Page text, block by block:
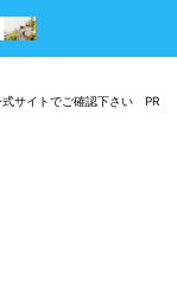
式サイトでご確認下さい PR